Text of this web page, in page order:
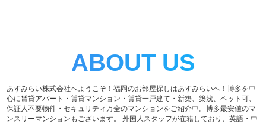
ABOUT US
あすみらい株式会社へようこそ！福岡のお部屋探しはあすみらいへ！博多を中
心に賃貸アパート・賃貸マンション・賃貸一戸建て・新築、築浅、ペット可、
保証人不要物件・セキュリティ万全のマンションをご紹介中。博多最安値のマ
ンスリーマンションもございます。 外国人スタッフが在籍しており、英語・中